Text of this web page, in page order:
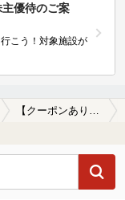
主優待のご案
こう！対象施設が